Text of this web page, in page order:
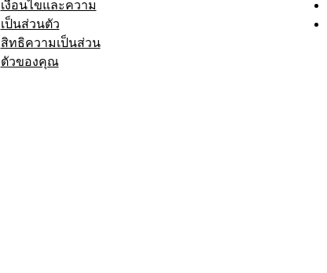
เงื่อนไขและความ
เป็นส่วนตัว
สิทธิความเป็นส่วน
ตัวของคุณ